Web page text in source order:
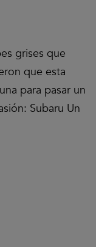
grises que
que esta
para pasar un
Subaru Un